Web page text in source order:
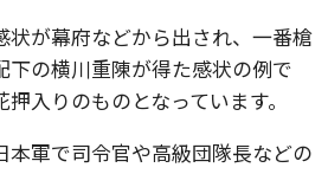
状が幕府などから出され、一番槍
下の横川重陳が得た感状の例で
入りのものとなっています。
本軍で司令官や高級団隊長などの